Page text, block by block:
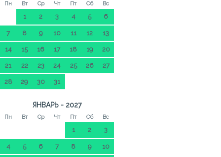
Пн Вт Ср Чт Пт Сб Вс
1 2 3 4 5 6
7 8 9 10 11 12 13
14 15 16 17 18 19 20
21 22 23 24 25 26 27
28 29 30 31
ЯНВАРЬ - 2027
Пн Вт Ср Чт Пт Сб Вс
1 2 3
4 5 6 7 8 9 10